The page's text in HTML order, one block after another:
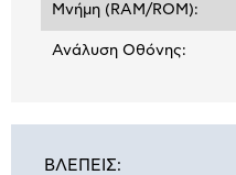
Μνήμη (RAM/ROM):
Ανάλυση Οθόνης:
ΒΛΕΠΕΙΣ: